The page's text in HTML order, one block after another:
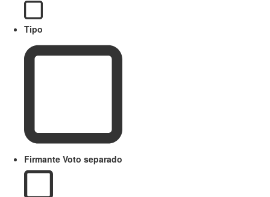
Tipo
Firmante Voto separado